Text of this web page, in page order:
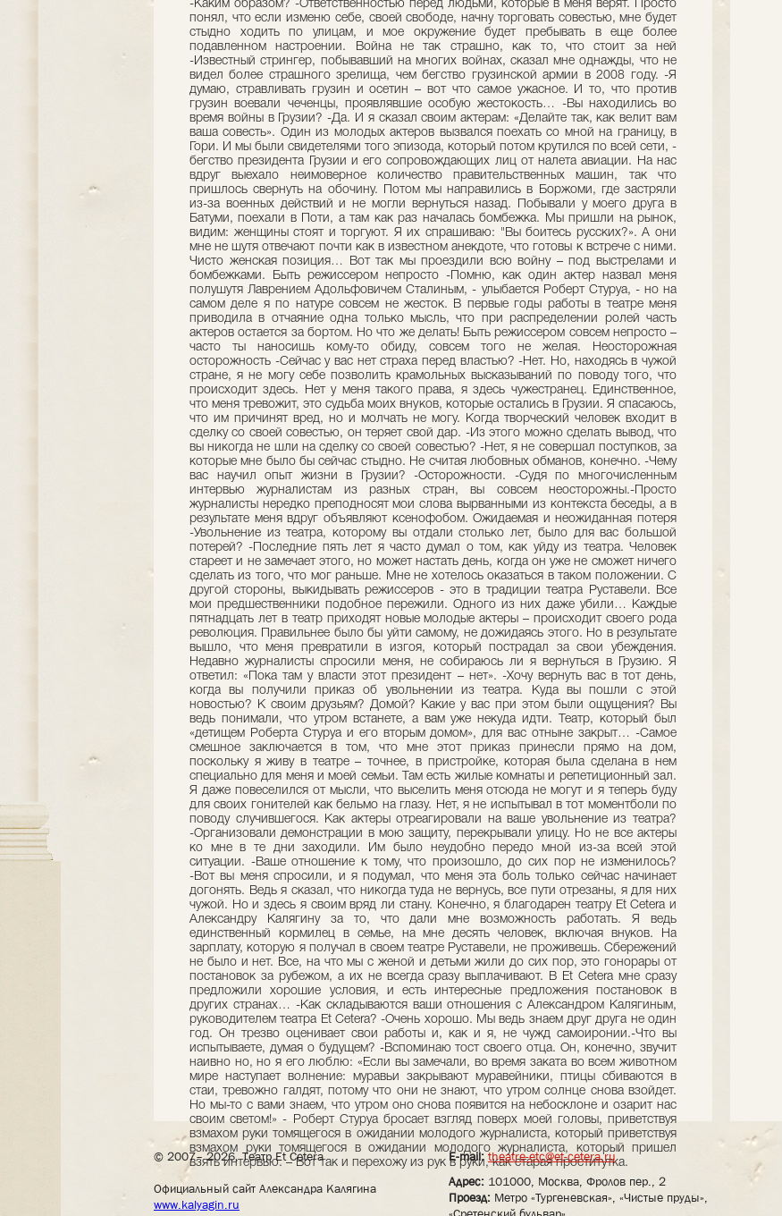
© 2007– 2026, Театр Et Cetera
Официальный сайт Александра Калягина
www.kalyagin.ru
E-mail: theatre-etc@et-cetera.ru
Адрес: 101000, Москва, Фролов пер., 2
Проезд: Метро «Тургеневская», «Чистые пруды»,